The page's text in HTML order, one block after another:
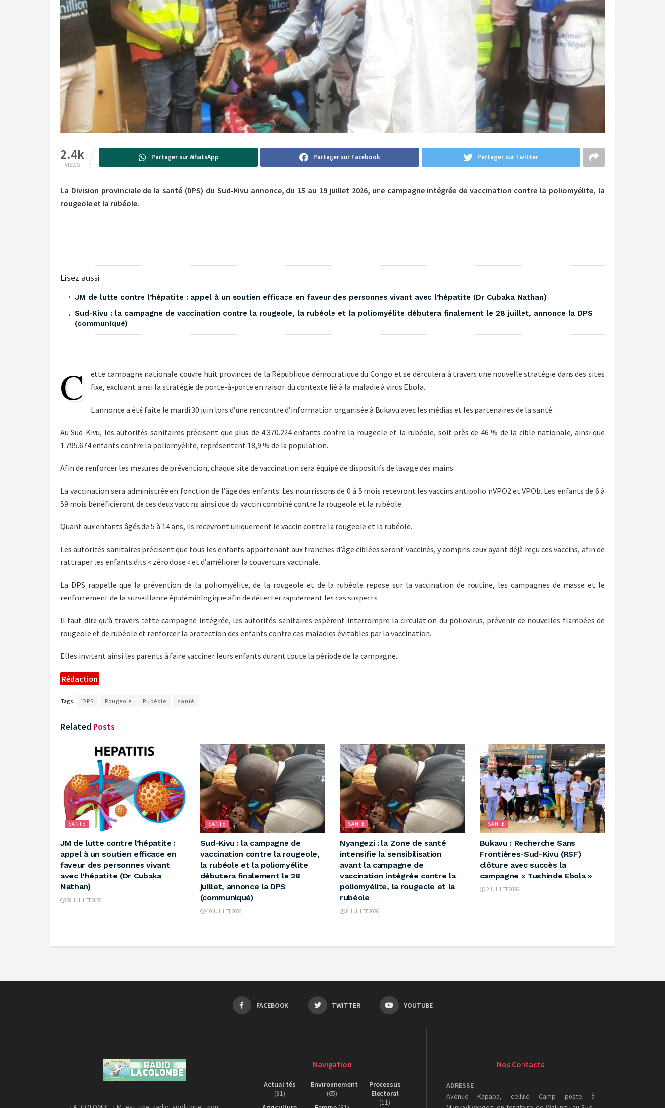
2.4k
VIEWS
Partager sur WhatsApp Partager sur Facebook Partager sur Twitter
La Division provinciale de la santé (DPS) du Sud-Kivu annonce, du 15 au 19 juillet 2026, une campagne intégrée de vaccination contre la poliomyélite, la
rougeole et la rubéole.
Lisez aussi
‎JM de lutte contre l’hépatite : appel à un soutien efficace en faveur des personnes vivant avec l’hépatite (Dr Cubaka Nathan)
Sud-Kivu : la campagne de vaccination contre la rougeole, la rubéole et la poliomyélite débutera finalement le 28 juillet, annonce la DPS
(communiqué)
‎C
ette campagne nationale couvre huit provinces de la République démocratique du Congo et se déroulera à travers une nouvelle stratégie dans des sites
fixe, excluant ainsi la stratégie de porte-à-porte en raison du contexte lié à la maladie à virus Ebola.
‎L’annonce a été faite le mardi 30 juin lors d’une rencontre d’information organisée à Bukavu avec les médias et les partenaires de la santé.
‎Au Sud-Kivu, les autorités sanitaires précisent que plus de 4.370.224 enfants contre la rougeole et la rubéole, soit près de 46 % de la cible nationale, ainsi que
1.795.674 enfants contre la poliomyélite, représentant 18,9 % de la population.
‎Afin de renforcer les mesures de prévention, chaque site de vaccination sera équipé de dispositifs de lavage des mains.
‎La vaccination sera administrée en fonction de l’âge des enfants. Les nourrissons de 0 à 5 mois recevront les vaccins antipolio nVPO2 et VPOb. Les enfants de 6 à
59 mois bénéficieront de ces deux vaccins ainsi que du vaccin combiné contre la rougeole et la rubéole.
‎Quant aux enfants âgés de 5 à 14 ans, ils recevront uniquement le vaccin contre la rougeole et la rubéole.
‎Les autorités sanitaires précisent que tous les enfants appartenant aux tranches d’âge ciblées seront vaccinés, y compris ceux ayant déjà reçu ces vaccins, afin de
rattraper les enfants dits « zéro dose » et d’améliorer la couverture vaccinale.
‎La DPS rappelle que la prévention de la poliomyélite, de la rougeole et de la rubéole repose sur la vaccination de routine, les campagnes de masse et le
renforcement de la surveillance épidémiologique afin de détecter rapidement les cas suspects.
‎Il faut dire qu’à travers cette campagne intégrée, les autorités sanitaires espèrent interrompre la circulation du poliovirus, prévenir de nouvelles flambées de
rougeole et de rubéole et renforcer la protection des enfants contre ces maladies évitables par la vaccination.
‎Elles invitent ainsi les parents à faire vacciner leurs enfants durant toute la période de la campagne.
‎Rédaction
Tags: DPS Rougeole Rubéole santé
Related Posts
SANTÉ
‎JM de lutte contre l’hépatite :
appel à un soutien efficace en
faveur des personnes vivant
avec l’hépatite (Dr Cubaka
Nathan)
28 JUILLET 2026
SANTÉ
Sud-Kivu : la campagne de
vaccination contre la rougeole,
la rubéole et la poliomyélite
débutera finalement le 28
juillet, annonce la DPS
(communiqué)
10 JUILLET 2026
SANTÉ
Nyangezi : la Zone de santé
intensifie la sensibilisation
avant la campagne de
vaccination intégrée contre la
poliomyélite, la rougeole et la
rubéole
8 JUILLET 2026
SANTÉ
‎Bukavu : Recherche Sans
Frontières-Sud-Kivu (RSF)
clôture avec succès la
campagne « Tushinde Ebola »
2 JUILLET 2026
FACEBOOK TWITTER YOUTUBE
Navigation
Actualités
(81)
Environnement
(65)
Processus
Electoral
(11)
Nos Contacts
ADRESSE
Avenue Kapapa, cellule Camp poste à